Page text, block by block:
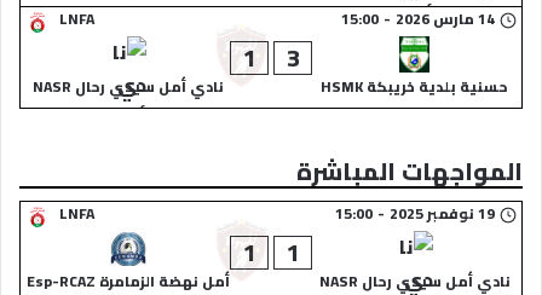
LNFA
14 مارس 2026 -
15:00
حسنية بلدية خريبكة HSMK
3
1
نادي أمل سيدي رحال NASR
المواجهات المباشرة
LNFA 19 نوفمبر 2025 -
15:00
نادي أمل سيدي رحال NASR
1
1
أمل نهضة الزمامرة Esp-RCAZ